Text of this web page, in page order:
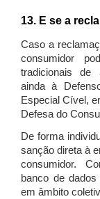
13. E se a
Caso a
consumidor
tradicionais de
ainda à
Especial Cível,
Defesa do
De forma
sanção direta à
consumidor.
banco de
em âmbito